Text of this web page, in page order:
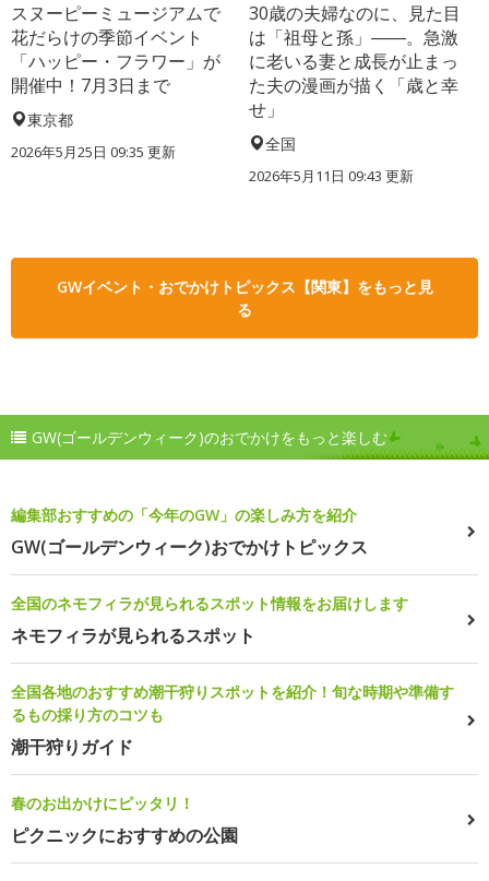
スヌーピーミュージアムで
花だらけの季節イベント
「ハッピー・フラワー」が
開催中！7月3日まで
東京都
2026年5月25日 09:35 更新
30歳の夫婦なのに、見た目
は「祖母と孫」――。急激
に老いる妻と成長が止まっ
た夫の漫画が描く「歳と幸
せ」
全国
2026年5月11日 09:43 更新
GWイベント・おでかけトピックス【関東】をもっと見
る
GW(ゴールデンウィーク)のおでかけをもっと楽しむ
編集部おすすめの「今年のGW」の楽しみ方を紹介
GW(ゴールデンウィーク)おでかけトピックス
全国のネモフィラが見られるスポット情報をお届けします
ネモフィラが見られるスポット
全国各地のおすすめ潮干狩りスポットを紹介！旬な時期や準備す
るもの採り方のコツも
潮干狩りガイド
春のお出かけにピッタリ！
ピクニックにおすすめの公園